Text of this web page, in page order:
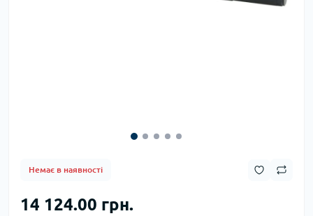
Немає в наявності
14 124.00 грн.